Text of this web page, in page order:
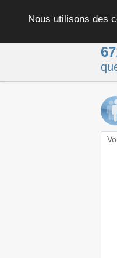
Nous utilisons des